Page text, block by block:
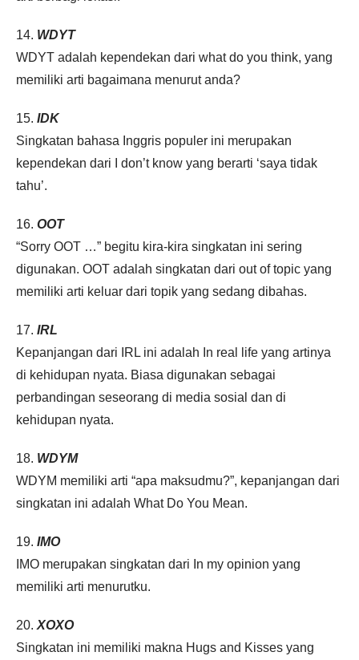
14. WDYT
WDYT adalah kependekan dari what do you think, yang
memiliki arti bagaimana menurut anda?
15. IDK
Singkatan bahasa Inggris populer ini merupakan
kependekan dari I don’t know yang berarti ‘saya tidak
tahu’.
16. OOT
“Sorry OOT …” begitu kira-kira singkatan ini sering
digunakan. OOT adalah singkatan dari out of topic yang
memiliki arti keluar dari topik yang sedang dibahas.
17. IRL
Kepanjangan dari IRL ini adalah In real life yang artinya
di kehidupan nyata. Biasa digunakan sebagai
perbandingan seseorang di media sosial dan di
kehidupan nyata.
18. WDYM
WDYM memiliki arti “apa maksudmu?”, kepanjangan dari
singkatan ini adalah What Do You Mean.
19. IMO
IMO merupakan singkatan dari In my opinion yang
memiliki arti menurutku.
20. XOXO
Singkatan ini memiliki makna Hugs and Kisses yang